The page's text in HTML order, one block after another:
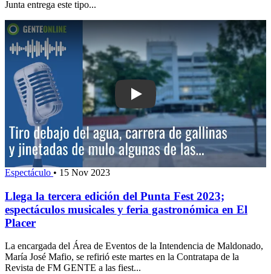
Junta entrega este tipo...
Play: Llega la tercera edición del
Espectáculo • 15 Nov 2023
Llega la tercera edición del Punta Fest 2023;
espectáculos musicales y feria gastronómica en El
Placer
La encargada del Área de Eventos de la Intendencia de Maldonado,
María José Mafio, se refirió este martes en la Contratapa de la
Revista de FM GENTE a las fiest...